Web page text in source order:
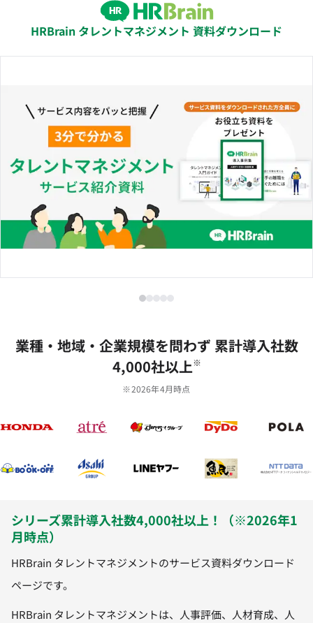
HRBrain タレントマネジメント 資料ダウンロード
業種‧地域‧企業規模を問わず 累計導⼊社数
4,000社以上※
※2026年4月時点
シリーズ累計導入社数4,000社以上！（※2026年1
月時点）
HRBrain タレントマネジメントのサービス資料ダウンロード
ページです。
HRBrain タレントマネジメントは、人事評価、人材育成、人